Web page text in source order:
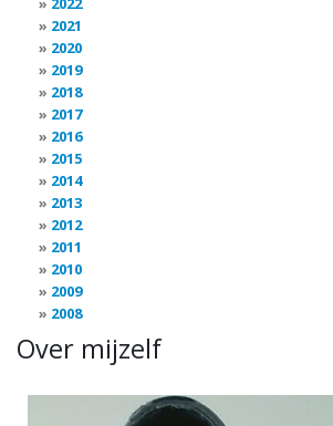
2021
2020
2019
2018
2017
2016
2015
2014
2013
2012
2011
2010
2009
2008
Over mijzelf